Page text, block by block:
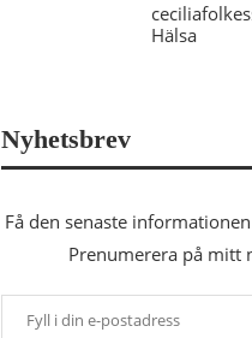
Hälsa
Nyhetsbrev
Få den senaste
Prenumerera på mitt